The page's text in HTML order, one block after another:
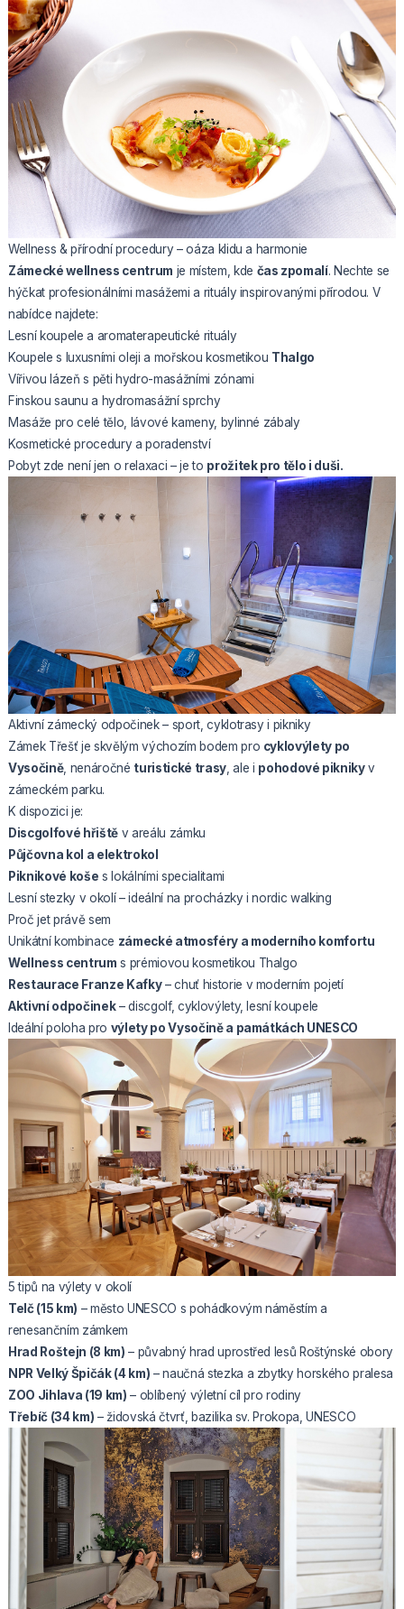
Wellness & přírodní procedury – oáza klidu a harmonie
Zámecké wellness centrum je místem, kde čas zpomalí. Nechte se
hýčkat profesionálními masážemi a rituály inspirovanými přírodou. V
nabídce najdete:
Lesní koupele a aromaterapeutické rituály
Koupele s luxusními oleji a mořskou kosmetikou Thalgo
Vířivou lázeň s pěti hydro-masážními zónami
Finskou saunu a hydromasážní sprchy
Masáže pro celé tělo, lávové kameny, bylinné zábaly
Kosmetické procedury a poradenství
Pobyt zde není jen o relaxaci – je to prožitek pro tělo i duši.
Aktivní zámecký odpočinek – sport, cyklotrasy i pikniky
Zámek Třešť je skvělým výchozím bodem pro cyklovýlety po
Vysočině, nenáročné turistické trasy, ale i pohodové piknikyv
zámeckém parku.
K dispozici je:
Discgolfové hřištěv areálu zámku
Půjčovna kol a elektrokol
Piknikové koše s lokálními specialitami
Lesní stezky v okolí – ideální na procházky i nordic walking
Proč jet právě sem
Unikátní kombinace zámecké atmosféry a moderního komfortu
Wellness centrum s prémiovou kosmetikou Thalgo
Restaurace Franze Kafky– chuť historie v moderním pojetí
Aktivní odpočinek– discgolf, cyklovýlety, lesní koupele
Ideální poloha pro výlety po Vysočině a památkách UNESCO
5 tipů na výlety v okolí
Telč (15 km) – město UNESCO s pohádkovým náměstím a
renesančním zámkem
Hrad Roštejn (8 km) – půvabný hrad uprostřed lesů Roštýnské obory
NPR Velký Špičák (4 km) – naučná stezka a zbytky horského pralesa
ZOO Jihlava (19 km) – oblíbený výletní cíl pro rodiny
Třebíč (34 km) – židovská čtvrť, bazilika sv. Prokopa, UNESCO